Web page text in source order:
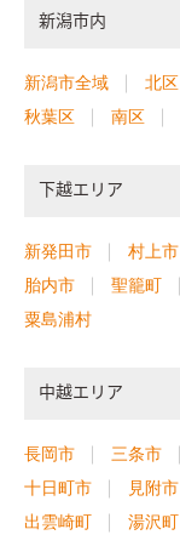
新潟市内
新潟市全域 北区
秋葉区
南区
下越エリア
新発田市 村上市
胎内市
聖籠町
粟島浦村
中越エリア
長岡市 三条市
十日町市
見附市
出雲崎町
湯沢町